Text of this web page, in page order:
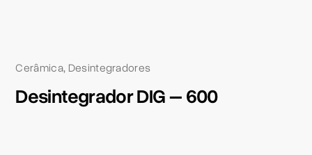
Cerâmica, Desintegradores
Desintegrador DIG – 600